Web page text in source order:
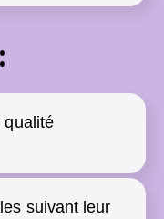
qualité
suivant leur